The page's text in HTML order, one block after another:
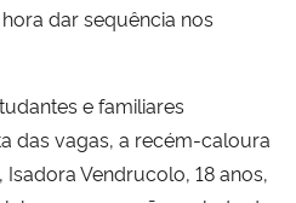
dar sequência nos
e familiares
das vagas, a recém-caloura
Vendrucolo, 18 anos,